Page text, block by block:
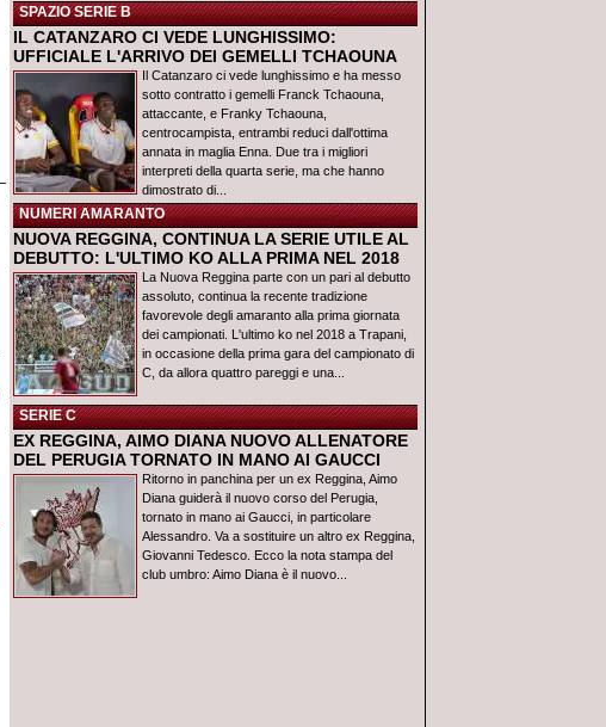
SPAZIO SERIE B
IL CATANZARO CI VEDE LUNGHISSIMO:
UFFICIALE L'ARRIVO DEI GEMELLI TCHAOUNA
Il Catanzaro ci vede lunghissimo e ha messo
sotto contratto i gemelli Franck Tchaouna,
attaccante, e Franky Tchaouna,
centrocampista, entrambi reduci dall'ottima
annata in maglia Enna. Due tra i migliori
interpreti della quarta serie, ma che hanno
dimostrato di...
NUMERI AMARANTO
NUOVA REGGINA, CONTINUA LA SERIE UTILE AL
DEBUTTO: L'ULTIMO KO ALLA PRIMA NEL 2018
La Nuova Reggina parte con un pari al debutto
assoluto, continua la recente tradizione
favorevole degli amaranto alla prima giornata
dei campionati. L'ultimo ko nel 2018 a Trapani,
in occasione della prima gara del campionato di
C, da allora quattro pareggi e una...
SERIE C
EX REGGINA, AIMO DIANA NUOVO ALLENATORE
DEL PERUGIA TORNATO IN MANO AI GAUCCI
Ritorno in panchina per un ex Reggina, Aimo
Diana guiderà il nuovo corso del Perugia,
tornato in mano ai Gaucci, in particolare
Alessandro. Va a sostituire un altro ex Reggina,
Giovanni Tedesco. Ecco la nota stampa del
club umbro: Aimo Diana è il nuovo...